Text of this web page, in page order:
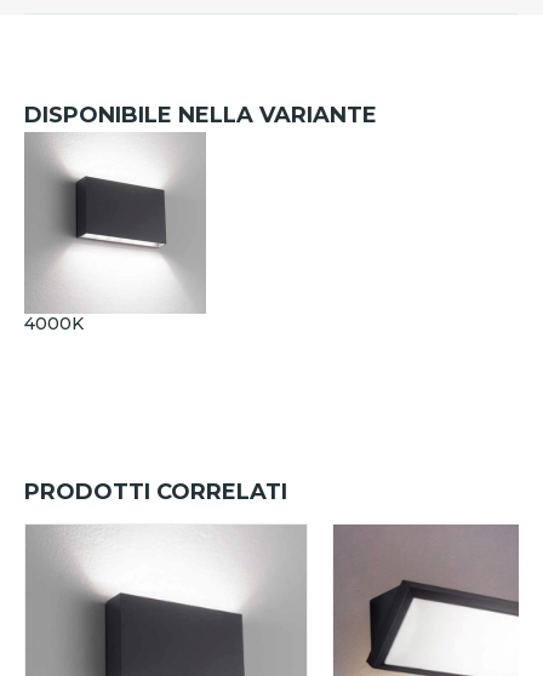
DISPONIBILE NELLA VARIANTE
4000K
PRODOTTI CORRELATI